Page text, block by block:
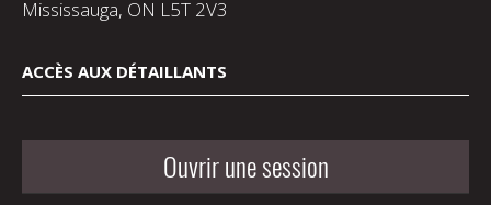
Mississauga, ON L5T 2V3
ACCÈS AUX DÉTAILLANTS
Ouvrir une session